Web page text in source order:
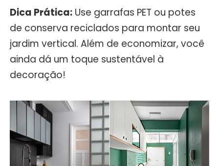
Dica Prática: Use garrafas PET ou potes
de conserva reciclados para montar seu
jardim vertical. Além de economizar, você
ainda dá um toque sustentável à
decoração!